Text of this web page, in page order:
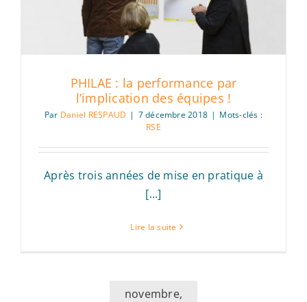
PHILAE : la performance par
l’implication des équipes !
Par Daniel RESPAUD | 7 décembre 2018 | Mots-clés :
RSE
Après trois années de mise en pratique à
[...]
Lire la suite
novembre,